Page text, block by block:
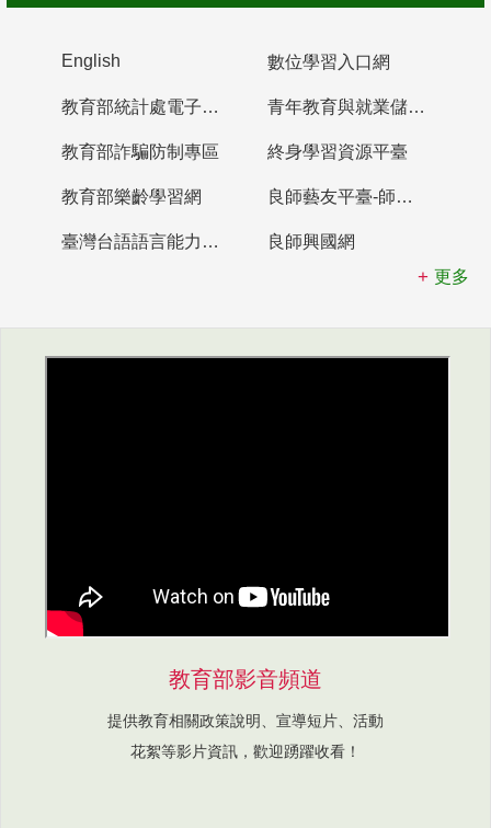
English 數位學習入口網
教育部統計處電子書櫃 青年教育與就業儲蓄帳戶
教育部詐騙防制專區 終身學習資源平臺
教育部樂齡學習網 良師藝友平臺-師資培育整合平臺
臺灣台語語言能力認證網站
良師興國網
更多
教育部影音頻道
提供教育相關政策說明、宣導短片、活動
花絮等影片資訊，歡迎踴躍收看！